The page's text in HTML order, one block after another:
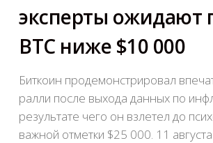
эксперты ожидают
BTC ниже $10 000
Биткоин продемонстрировал
ралли после выхода данных по
результате чего он взлетел до
важной отметки $25 000. 11